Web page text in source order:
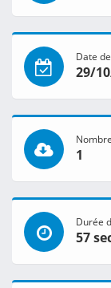
Date
29/
1
Durée
57